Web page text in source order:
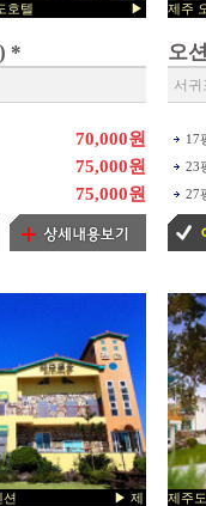
- 제주도호텔 ▶
*
70,000원
75,000원
75,000원
제
오
서귀
17
23
27
주도펜션 ▶ 제
제주